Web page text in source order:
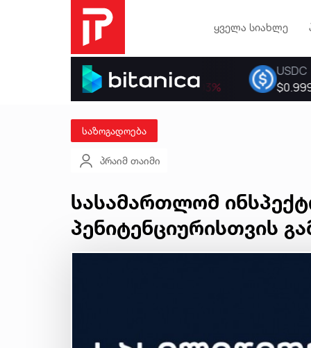
ყველა სიახლე
საზოგადოება
პრაიმ თაიმი
სასამართლომ
პენიტენციურისთვის